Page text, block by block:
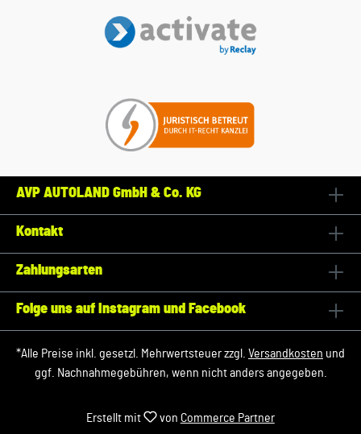
AVP AUTOLAND GmbH & Co. KG
Kontakt
Zahlungsarten
Folge uns auf Instagram und Facebook
*Alle Preise inkl. gesetzl. Mehrwertsteuer zzgl. Versandkosten und
ggf. Nachnahmegebühren, wenn nicht anders angegeben.
Erstellt mit von Commerce Partner